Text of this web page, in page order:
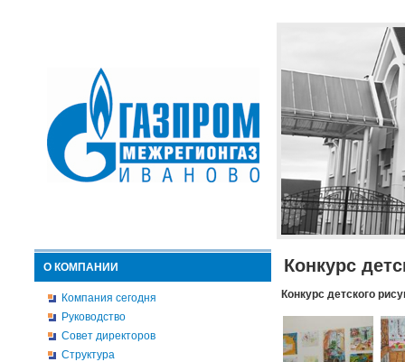
О КОМПАНИИ
Компания сегодня
Руководство
Совет директоров
Структура
Конкурс
Конкурс детского